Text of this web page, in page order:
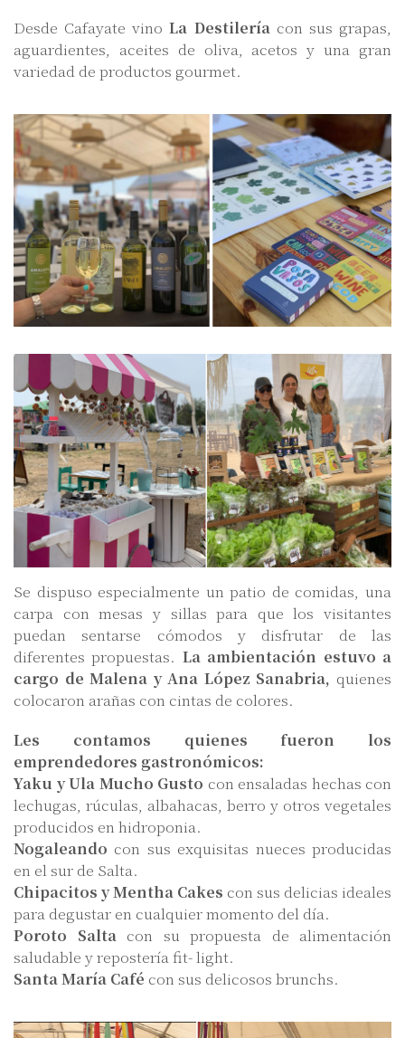
Desde Cafayate vino La Destileríacon sus grapas,
aguardientes, aceites de oliva, acetos y una gran
variedad de productos gourmet.
Se dispuso especialmente un patio de comidas, una
carpa con mesas y sillas para que los visitantes
puedan sentarse cómodos y disfrutar de las
diferentes propuestas. La ambientación estuvo a
cargo de Malena y Ana López Sanabria, quienes
colocaron arañas con cintas de colores.
Les contamos quienes fueron los
emprendedores gastronómicos:
Yaku y Ula Mucho Gusto con ensaladas hechas con
lechugas, rúculas, albahacas, berro y otros vegetales
producidos en hidroponia.
Nogaleando con sus exquisitas nueces producidas
en el sur de Salta.
Chipacitos y Mentha Cakes con sus delicias ideales
para degustar en cualquier momento del día.
Poroto Salta con su propuesta de alimentación
saludable y repostería fit- light.
Santa María Café con sus delicosos brunchs.